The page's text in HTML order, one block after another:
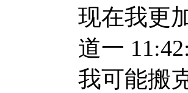
现在我更
道一
我可能搬